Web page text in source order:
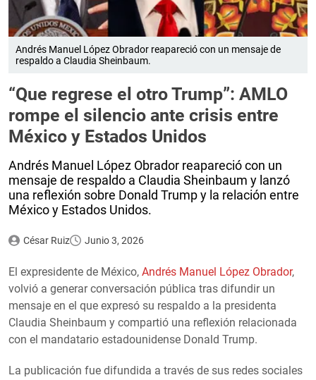
Andrés Manuel López Obrador reapareció con un mensaje de
respaldo a Claudia Sheinbaum.
“Que regrese el otro Trump”: AMLO
rompe el silencio ante crisis entre
México y Estados Unidos
Andrés Manuel López Obrador reapareció con un
mensaje de respaldo a Claudia Sheinbaum y lanzó
una reflexión sobre Donald Trump y la relación entre
México y Estados Unidos.
César Ruiz Junio 3, 2026
El expresidente de México, Andrés Manuel López Obrador,
volvió a generar conversación pública tras difundir un
mensaje en el que expresó su respaldo a la presidenta
Claudia Sheinbaum y compartió una reflexión relacionada
con el mandatario estadounidense Donald Trump.
La publicación fue difundida a través de sus redes sociales